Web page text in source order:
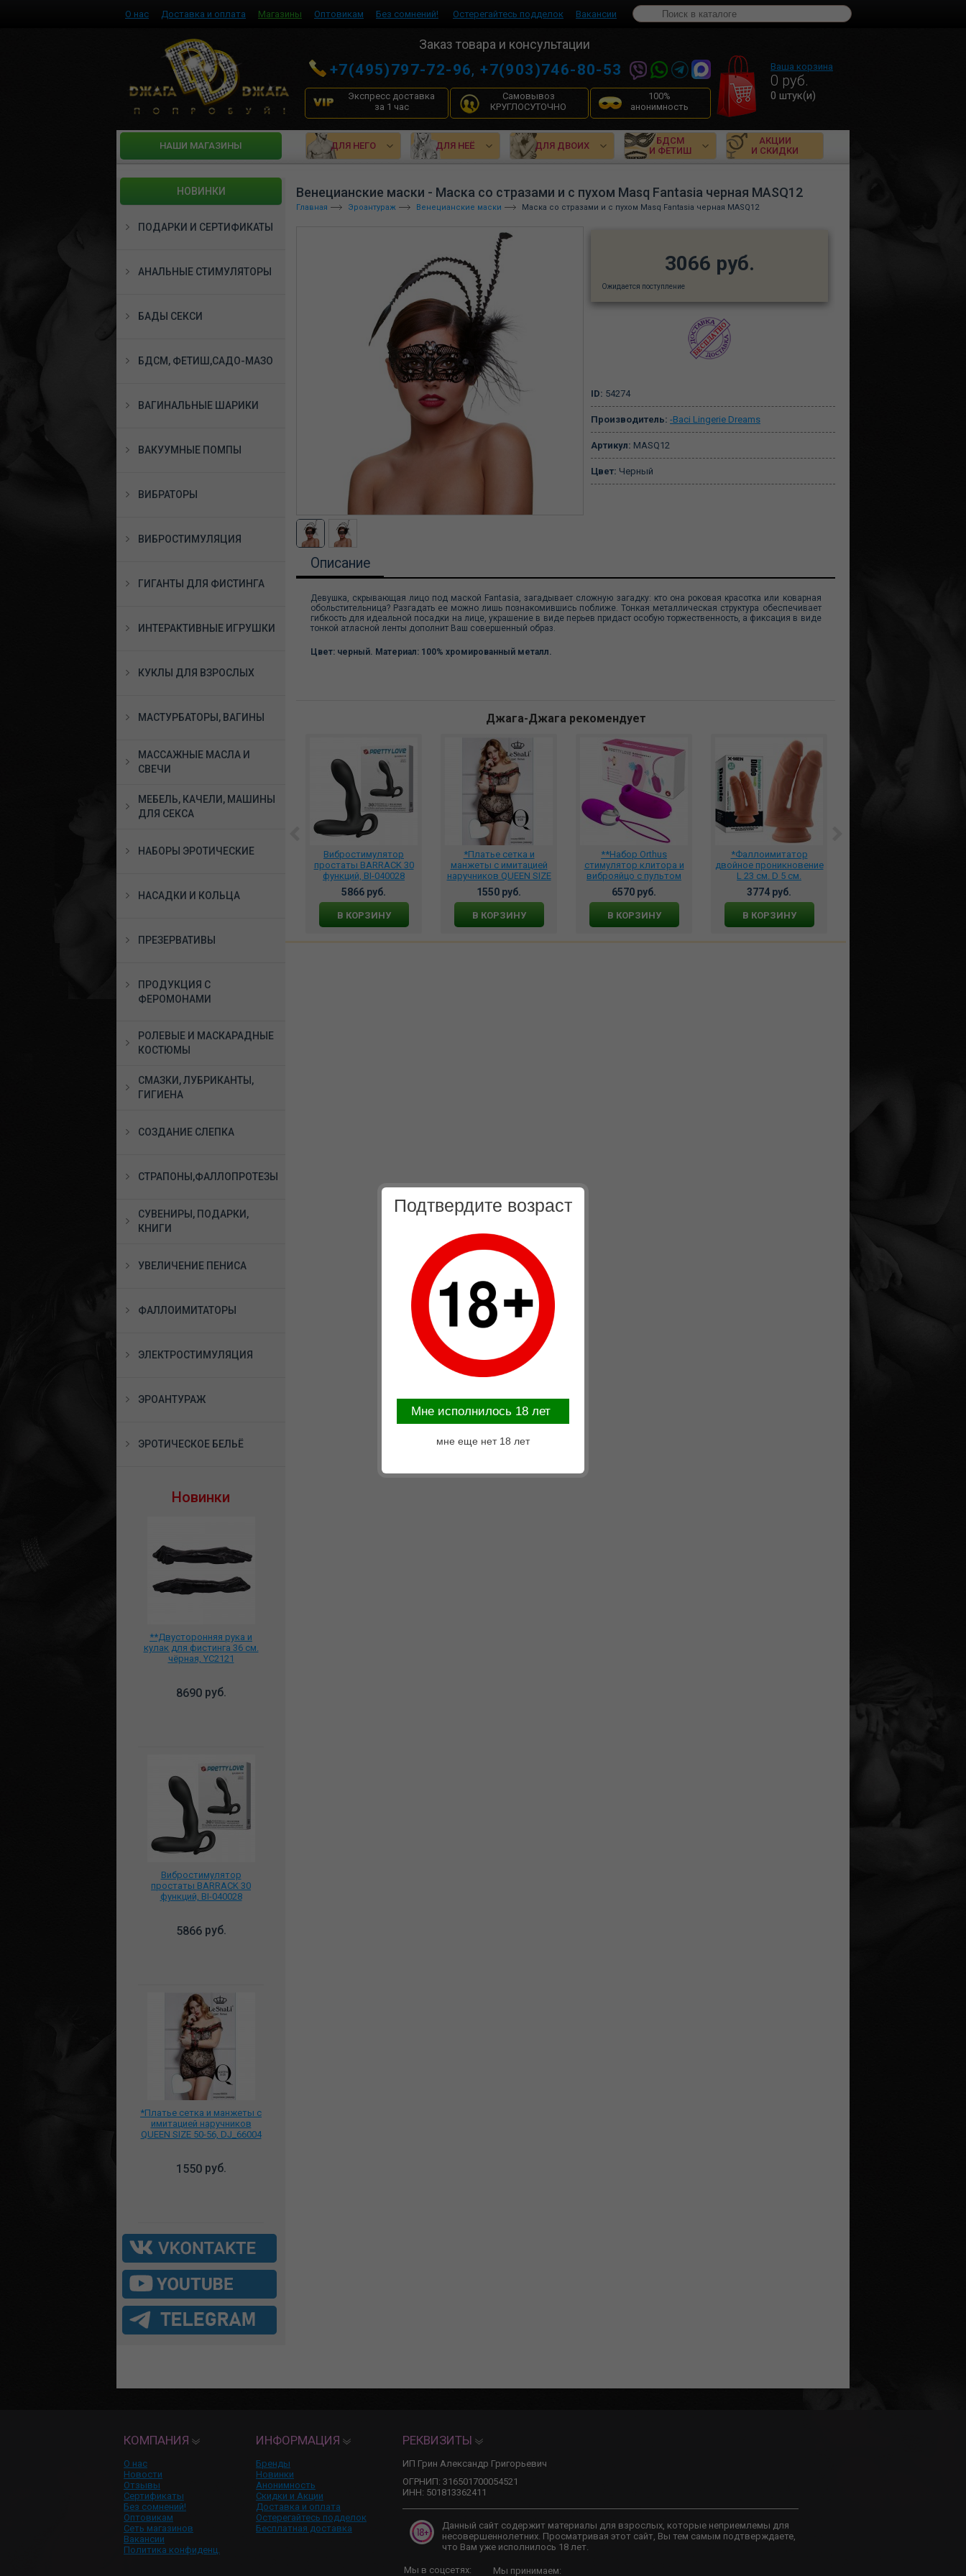
О нас Доставка и оплата Магазины Оптовикам Без сомнений! Остерегайтесь подделок Вакансии
Заказ товара и консультации
+7(495)797-72-96,+7(903)746-80-53
Экспресс доставка
за 1 час
Самовывоз
КРУГЛОСУТОЧНО
100%
анонимность
Ваша корзина
0 руб.
0 штук(и)
HАШИ МАГАЗИНЫ ДЛЯ НЕГО ДЛЯ НЕЁ ДЛЯ ДВОИХ
БДСМ
И ФЕТИШ
АКЦИИ
И СКИДКИ
НОВИНКИ
ПОДАРКИ И СЕРТИФИКАТЫ
АНАЛЬНЫЕ СТИМУЛЯТОРЫ
БАДЫ СЕКСИ
БДСМ, ФЕТИШ,САДО-МАЗО
ВАГИНАЛЬНЫЕ ШАРИКИ
ВАКУУМНЫЕ ПОМПЫ
ВИБРАТОРЫ
ВИБРОСТИМУЛЯЦИЯ
ГИГАНТЫ ДЛЯ ФИСТИНГА
ИНТЕРАКТИВНЫЕ ИГРУШКИ
КУКЛЫ ДЛЯ ВЗРОСЛЫХ
МАСТУРБАТОРЫ, ВАГИНЫ
МАССАЖНЫЕ МАСЛА И
СВЕЧИ
МЕБЕЛЬ, КАЧЕЛИ, МАШИНЫ
ДЛЯ СЕКСА
НАБОРЫ ЭРОТИЧЕСКИЕ
НАСАДКИ И КОЛЬЦА
ПРЕЗЕРВАТИВЫ
ПРОДУКЦИЯ С
ФЕРОМОНАМИ
РОЛЕВЫЕ И МАСКАРАДНЫЕ
КОСТЮМЫ
СМАЗКИ, ЛУБРИКАНТЫ,
ГИГИЕНА
СОЗДАНИЕ СЛЕПКА
СТРАПОНЫ,ФАЛЛОПРОТЕЗЫ
СУВЕНИРЫ, ПОДАРКИ,
КНИГИ
УВЕЛИЧЕНИЕ ПЕНИСА
ФАЛЛОИМИТАТОРЫ
ЭЛЕКТРОСТИМУЛЯЦИЯ
ЭРОАНТУРАЖ
ЭРОТИЧЕСКОЕ БЕЛЬЁ
Новинки
**Двусторонняя рука и
кулак для фистинга 36 см.
чёрная, YC2121
8690руб.
Вибростимулятор
простаты BARRACK 30
функций, BI-040028
5866руб.
*Платье сетка и манжеты с
имитацией наручников
QUEEN SIZE 50-56, DJ_66004
1550руб.
Венецианские маски - Маска со стразами и с пухом Masq Fantasia черная MASQ12
Главная Эроантураж Венецианские маски Маска со стразами и с пухом Masq Fantasia черная MASQ12
3066 руб.
Ожидается поступление
ID: 54274
Производитель: -Baci Lingerie Dreams
Артикул: MASQ12
Цвет: Черный
Описание
Девушка, скрывающая лицо под маской Fantasia, загадывает сложную загадку: кто она роковая красотка или коварная
обольстительница? Разгадать ее можно лишь познакомившись поближе. Тонкая металлическая структура обеспечивает
гибкость для идеальной посадки на лице, украшение в виде перьев придаст особую торжественность, а фиксация в виде
тонкой атласной ленты дополнит Ваш совершенный образ.
Цвет: черный. Материал: 100% хромированный металл.
Джага-Джага рекомендует
Съедобное бельё TAPA
Набор мастурбаторов,
3726 руб.
Вибростимулятор
простаты BARRACK 30
функций, BI-040028
5866 руб.
В КОРЗИНУ
*Платье сетка и
манжеты с имитацией
наручников QUEEN SIZE
50-56, DJ_66004
1550 руб.
В КОРЗИНУ
**Набор Orthus
стимулятор клитора и
виброяйцо с пультом
ДУ, BI-014901W
6570 руб.
В КОРЗИНУ
*Фаллоимитатор
двойное проникновение
L 23 см. D 5 см.
телесный, X-MEN-2850
3774 руб.
В КОРЗИНУ
КОМПАНИЯ
О нас
Новости
Отзывы
Сертификаты
Без сомнений!
Оптовикам
Сеть магазинов
Вакансии
Политика конфиденц.
ИНФОРМАЦИЯ
Бренды
Новинки
Анонимность
Скидки и Акции
Доставка и оплата
Остерегайтесь подделок
Бесплатная доставка
РЕКВИЗИТЫ
ИП Грин Александр Григорьевич
ОГРНИП: 316501700054521
ИНН: 501813362411
Данный сайт содержит материалы для взрослых, которые неприемлемы для
несовершеннолетних. Просматривая этот сайт, Вы тем самым подтверждаете,
что Вам уже исполнилось 18 лет.
Мы в соцсетях: Мы принимаем:
Подтвердите возраст
Mне исполнилось 18 лет
мне еще нет 18 лет